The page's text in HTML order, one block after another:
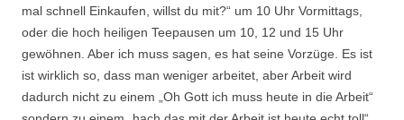
mal schnell Einkaufen, willst du mit?“ um 10 Uhr Vormittags,
oder die hoch heiligen Teepausen um 10, 12 und 15 Uhr
gewöhnen. Aber ich muss sagen, es hat seine Vorzüge. Es ist
ist wirklich so, dass man weniger arbeitet, aber Arbeit wird
dadurch nicht zu einem „Oh Gott ich muss heute in die Arbeit“